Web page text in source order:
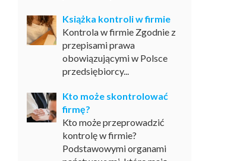
Książka kontroli w firmie
Kontrola w firmie Zgodnie z
przepisami prawa
obowiązującymi w Polsce
przedsiębiorcy...
Kto może skontrolować
firmę?
Kto może przeprowadzić
kontrolę w firmie?
Podstawowymi organami